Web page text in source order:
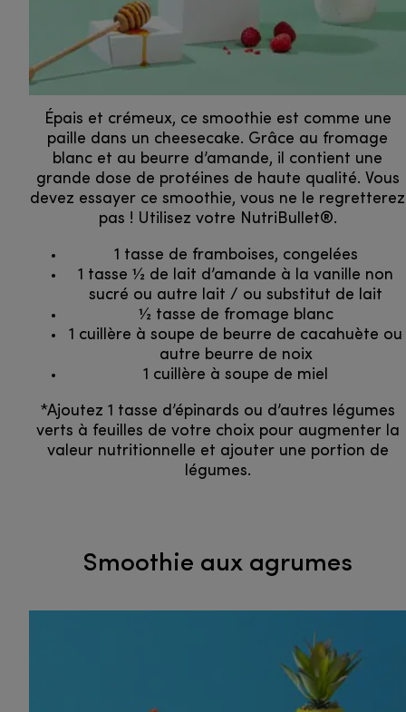
Épais et crémeux, ce smoothie est comme une
paille dans un cheesecake. Grâce au fromage
blanc et au beurre d’amande, il contient une
grande dose de protéines de haute qualité. Vous
devez essayer ce smoothie, vous ne le regretterez
pas ! Utilisez votre NutriBullet®.
1 tasse de framboises, congelées
1 tasse 1⁄2 de lait d’amande à la vanille non
sucré ou autre lait / ou substitut de lait
1⁄2 tasse de fromage blanc
1 cuillère à soupe de beurre de cacahuète ou
autre beurre de noix
1 cuillère à soupe de miel
*Ajoutez 1 tasse d’épinards ou d’autres légumes
verts à feuilles de votre choix pour augmenter la
valeur nutritionnelle et ajouter une portion de
légumes.
Smoothie aux agrumes